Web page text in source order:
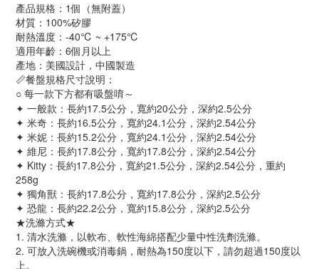
產品規格：1個（無附蓋）
材質：100%矽膠
耐熱溫度：-40℃ ~ +175℃
適用年齡：6個月以上
產地：美國設計，中國製造
📏餐盤規格尺寸說明：
○ 每一款下方都有吸盤唷～
✦ 一般款：長約17.5公分，寬約20公分，深約2.5公分
✦ 米奇：長約16.5公分，寬約24.1公分，深約2.54公分
✦ 米妮：長約15.2公分，寬約24.1公分，深約2.54公分
✦ 維尼：長約17.8公分，寬約17.8公分，深約2.54公分
✦ Kitty：長約17.8公分，寬約21.5公分，深約2.54公分，重約
258g
✦ 獨角獸：長約17.8公分，寬約17.8公分，深約2.5公分
✦ 恐龍：長約22.2公分，寬約15.8公分，深約2.5公分
★洗滌方式★
1. 清水洗滌，以軟布、軟性海綿搭配少量中性洗劑洗滌。
2. 可放入洗碗機或消毒鍋，耐熱為150度以下，請勿超過150度以
上。